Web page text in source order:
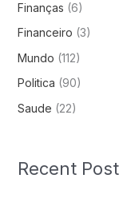
Finanças (6)
Financeiro (3)
Mundo (112)
Politica (90)
Saude (22)
Recent Post